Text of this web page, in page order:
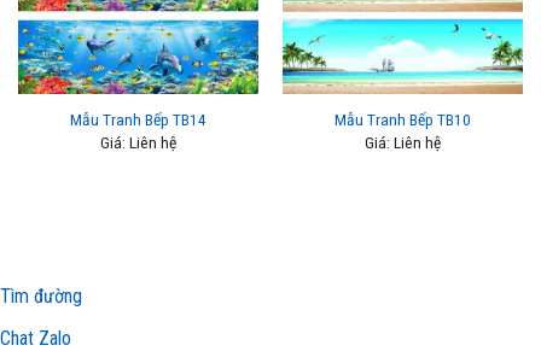
Mẫu Tranh Bếp TB14
Giá: Liên hệ
Mẫu Tranh Bếp TB10
Giá: Liên hệ
Tìm đường
Chat Zalo